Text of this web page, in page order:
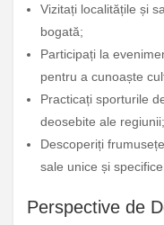
Vizitați localitățile și
bogată;
Participați la
pentru a cunoaște
Practicați sporturile
deosebite ale regiunii;
Descoperiți
sale unice și specifice.
Perspective de